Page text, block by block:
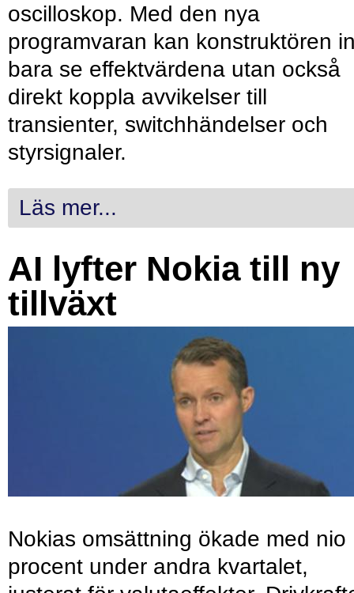
oscilloskop. Med den nya
programvaran kan konstruktören
bara se effektvärdena utan också
direkt koppla avvikelser till
transienter, switchhändelser och
styrsignaler.
Läs mer...
AI lyfter Nokia till ny
tillväxt
Nokias omsättning ökade med nio
procent under andra kvartalet,